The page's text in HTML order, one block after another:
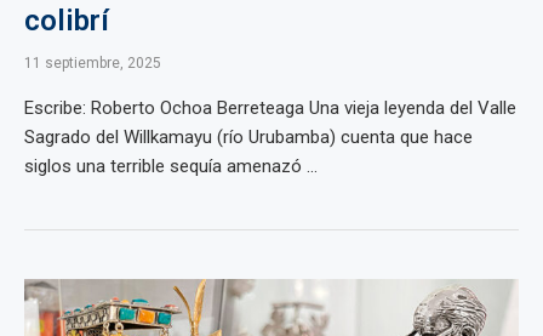
colibrí
11 septiembre, 2025
Escribe: Roberto Ochoa Berreteaga Una vieja leyenda del Valle
Sagrado del Willkamayu (río Urubamba) cuenta que hace
siglos una terrible sequía amenazó ...